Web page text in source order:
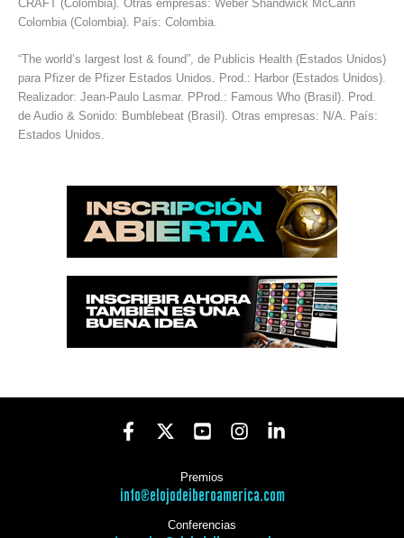
CRAFT (Colombia). Otras empresas: Weber Shandwick McCann
Colombia (Colombia). País: Colombia.
“The world’s largest lost & found”, de Publicis Health (Estados Unidos)
para Pfizer de Pfizer Estados Unidos. Prod.: Harbor (Estados Unidos).
Realizador: Jean-Paulo Lasmar. PProd.: Famous Who (Brasil). Prod.
de Audio & Sonido: Bumblebeat (Brasil). Otras empresas: N/A. País:
Estados Unidos.
Premios
info@elojodeiberoamerica.com
Conferencias